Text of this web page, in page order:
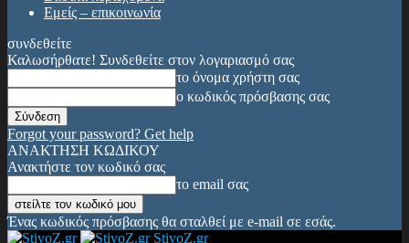
Εμείς – επικοινωνία
συνδεθείτε
Καλωσήρθατε! Συνδεθείτε στον λογαριασμό σας
το όνομα χρήστη σας
ο κωδικός πρόσβασης σας
Forgot your password? Get help
ΑΝΑΚΤΗΣΗ ΚΩΔΙΚΟΥ
Ανακτήστε τον κωδικό σας
το email σας
Ένας κωδικός πρόσβασης θα σταλθεί με e-mail σε εσάς.
StivoZ.gr